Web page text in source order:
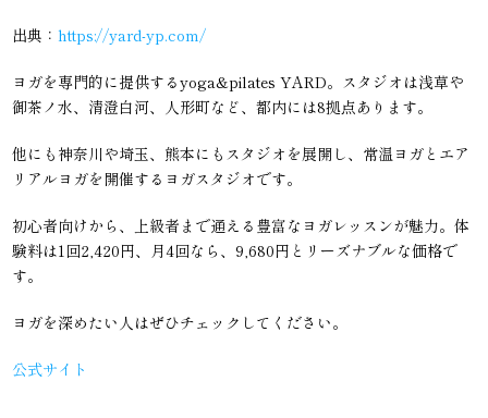
出典：https://yard-yp.com/
ヨガを専門的に提供するyoga&pilates YARD。スタジオは浅草や
御茶ノ水、清澄白河、人形町など、都内には8拠点あります。
他にも神奈川や埼玉、熊本にもスタジオを展開し、常温ヨガとエア
リアルヨガを開催するヨガスタジオです。
初心者向けから、上級者まで通える豊富なヨガレッスンが魅力。体
験料は1回2,420円、月4回なら、9,680円とリーズナブルな価格で
す。
ヨガを深めたい人はぜひチェックしてください。
公式サイト